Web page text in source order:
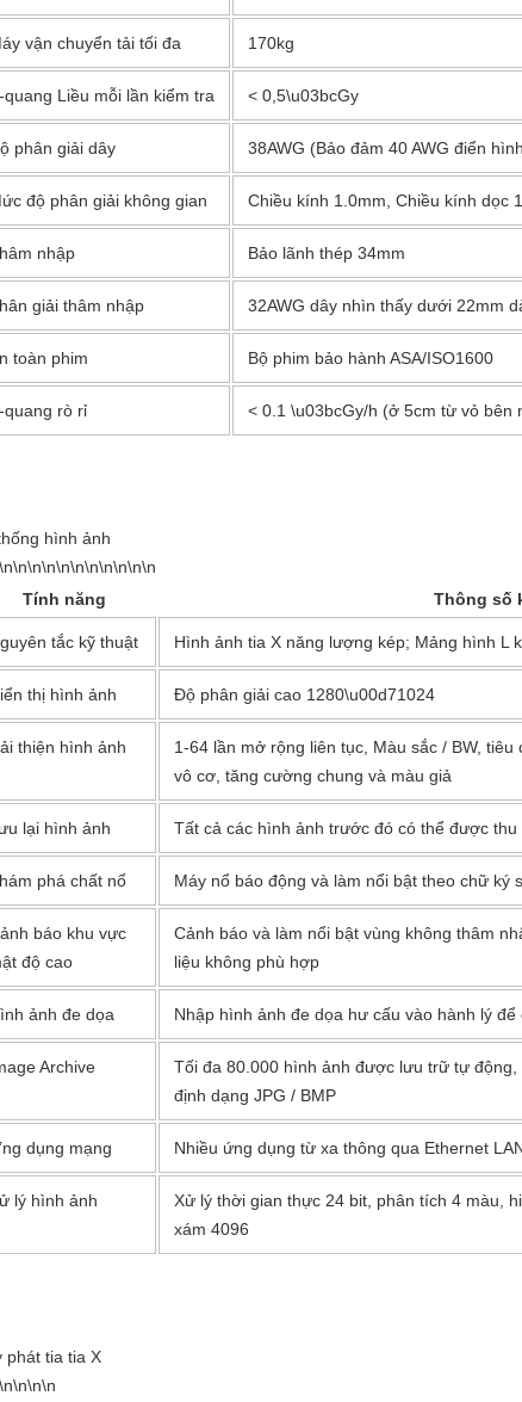
vận chuyển tải tối đa 170kg
quang Liều mỗi lần kiểm tra < 0,5\u03bcGy
phân giải dây 38AWG (Bảo đảm 40 AWG điển
độ phân giải không gian Chiều kính 1.0mm, Chiều kính dọc
nhập Bảo lãnh thép 34mm
giải thâm nhập 32AWG dây nhìn thấy dưới 22mm
toàn phim Bộ phim bảo hành ASA/ISO1600
quang rò rỉ < 0.1 \u03bcGy/h (ở 5cm từ vỏ bên
hình ảnh
Tính năng
Thông số
tắc kỹ thuật Hình ảnh tia X năng lượng kép; Mảng hình L
thị hình ảnh Độ phân giải cao 1280\u00d71024
thiện hình ảnh
1-64 lần mở rộng liên tục, Màu sắc / BW,
vô cơ, tăng cường chung và màu giả
lại hình ảnh Tất cả các hình ảnh trước đó có thể được thu
phá chất nổ Máy nổ báo động và làm nổi bật theo chữ ký
báo khu vực
độ cao
Cảnh báo và làm nổi bật vùng không thâm
liệu không phù hợp
ảnh đe dọa Nhập hình ảnh đe dọa hư cấu vào hành lý để
Archive
Tối đa 80.000 hình ảnh được lưu trữ tự
định dạng JPG / BMP
dụng mạng Nhiều ứng dụng từ xa thông qua Ethernet
lý hình ảnh
Xử lý thời gian thực 24 bit, phân tích 4 màu,
xám 4096
phát tia tia X